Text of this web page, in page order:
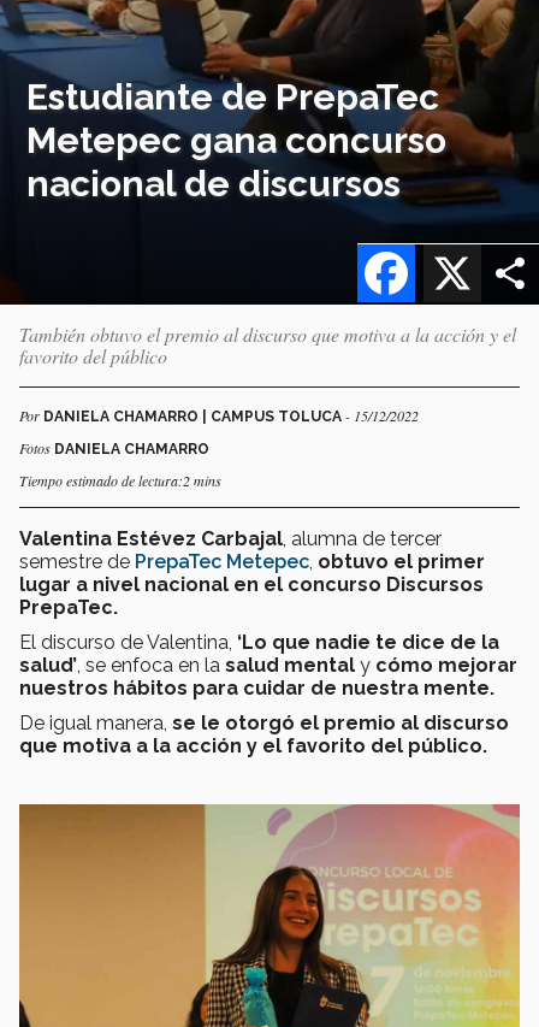
Estudiante de PrepaTec
Metepec gana concurso
nacional de discursos
X
Facebook
También obtuvo el premio al discurso que motiva a la acción y el
favorito del público
Por DANIELA CHAMARRO | CAMPUS TOLUCA - 15/12/2022
Fotos DANIELA CHAMARRO
Tiempo estimado de lectura:2 mins
Valentina Estévez Carbajal , alumna de tercer
semestre de PrepaTec Metepec obtuvo el primer
lugar a nivel nacional en el concurso Discursos
PrepaTec.
El discurso de Valentina, ‘Lo que nadie te dice de la
salud’ , se enfoca en la salud mental y cómo mejorar
nuestros hábitos para cuidar de nuestra mente.
De igual manera, se le otorgó el premio al discurso
que motiva a la acción y el favorito del público.